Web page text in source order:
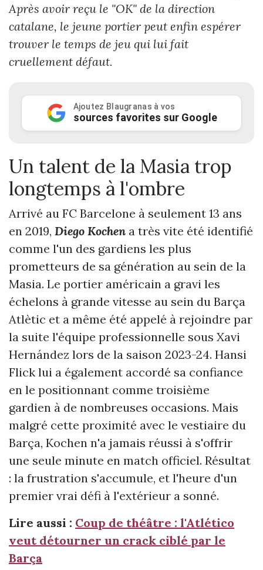
Après avoir reçu le "OK" de la direction
catalane, le jeune portier peut enfin espérer
trouver le temps de jeu qui lui fait
cruellement défaut.
Ajoutez Blaugranas à vos
sources favorites sur Google
Un talent de la Masia trop
longtemps à l'ombre
Arrivé au FC Barcelone à seulement 13 ans
en 2019, Diego Kochen a très vite été identifié
comme l'un des gardiens les plus
prometteurs de sa génération au sein de la
Masia. Le portier américain a gravi les
échelons à grande vitesse au sein du Barça
Atlètic et a même été appelé à rejoindre par
la suite l'équipe professionnelle sous Xavi
Hernández lors de la saison 2023-24. Hansi
Flick lui a également accordé sa confiance
en le positionnant comme troisième
gardien à de nombreuses occasions. Mais
malgré cette proximité avec le vestiaire du
Barça, Kochen n'a jamais réussi à s'offrir
une seule minute en match officiel. Résultat
: la frustration s'accumule, et l'heure d'un
premier vrai défi à l'extérieur a sonné.
Lire aussi : Coup de théâtre : l'Atlético
veut détourner un crack ciblé par le
Barça